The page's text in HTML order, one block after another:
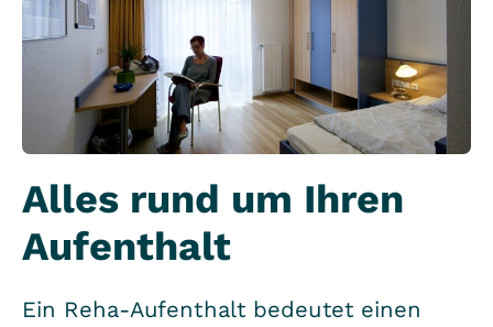
Alles rund um Ihren
Aufenthalt
Ein Reha-Aufenthalt bedeutet einen